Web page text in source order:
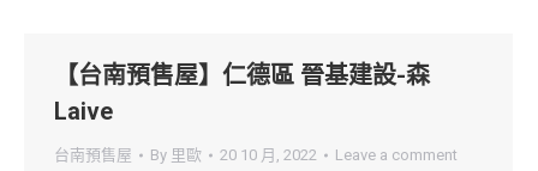
【台南預售屋】仁德區 晉基建設-森
Laive
台南預售屋 By 里歐 20 10 月, 2022 Leave a comment